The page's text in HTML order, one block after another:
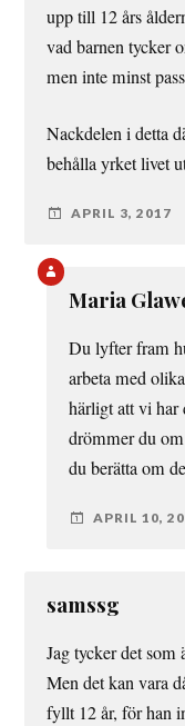
upp till 12 års
vad barnen tycker
men inte minst
Nackdelen i detta
behålla yrket livet
APRIL 3, 2017
Maria
Du lyfter fram
arbeta med
härligt att vi
drömmer du
du berätta om
APRIL 10,
samssg
Jag tycker det
Men det kan vara
fyllt 12 år, för han